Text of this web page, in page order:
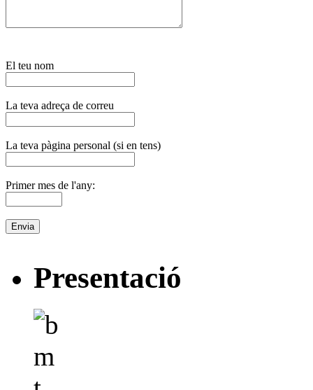
El teu nom
La teva adreça de correu
La teva pàgina personal (si en tens)
Primer mes de l'any:
Presentació